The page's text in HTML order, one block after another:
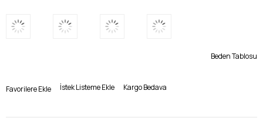
Beden Tablosu
Favorilere Ekle İstek Listeme Ekle Kargo Bedava